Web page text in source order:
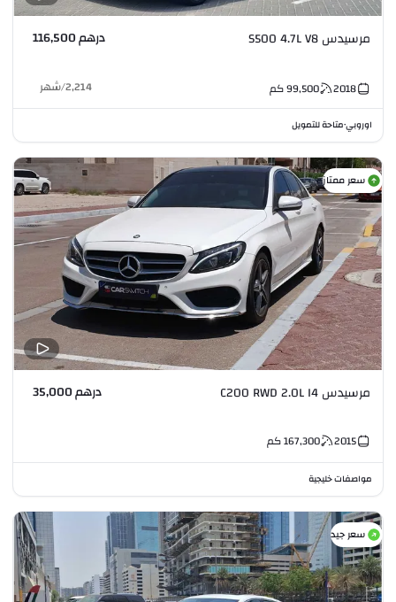
مرسيدس S500 4.7L V8 درهم 116,500
2018
99,500كم 2,214
/شهر
اوروبي•متاحة للتمويل
سعر ممتاز
مرسيدس C200 RWD 2.0L I4 درهم 35,000
2015
167,300كم
مواصفات خليجية
سعر جيد